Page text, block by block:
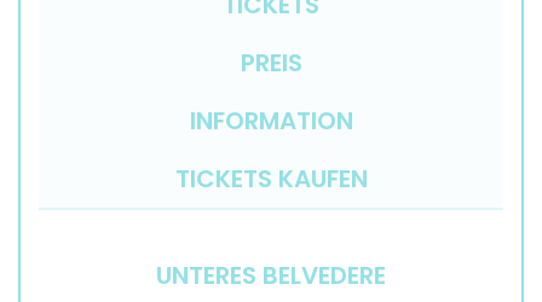
PREIS
INFORMATION
TICKETS KAUFEN
UNTERES BELVEDERE